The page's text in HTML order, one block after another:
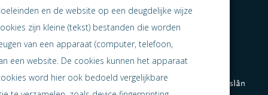
en de website op een deugdelijke wijze
zijn kleine (tekst) bestanden die worden
van een apparaat (computer, telefoon,
een website. De cookies kunnen het apparaat
word hier ook bedoeld vergelijkbare